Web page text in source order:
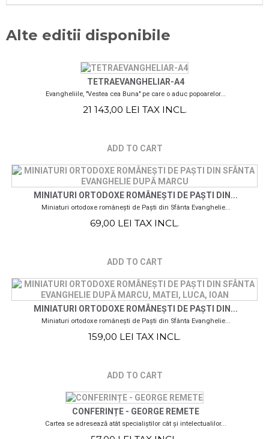
Alte editii disponibile
TETRAEVANGHELIAR-A4
Evangheliile, "Vestea cea Buna" pe care o aduc popoarelor...
21 143,00 LEI TAX INCL.
ADD TO CART
MINIATURI ORTODOXE ROMÂNEȘTI DE PAȘTI DIN...
Miniaturi ortodoxe românești de Paști din Sfânta Evanghelie...
69,00 LEI TAX INCL.
ADD TO CART
MINIATURI ORTODOXE ROMÂNEȘTI DE PAȘTI DIN...
Miniaturi ortodoxe românești de Paști din Sfânta Evanghelie...
159,00 LEI TAX INCL.
ADD TO CART
CONFERINȚE - GEORGE REMETE
Cartea se adresează atât specialiștilor cât și intelectualilor...